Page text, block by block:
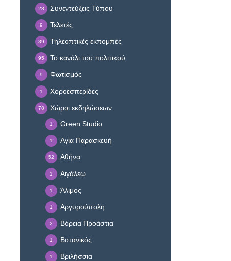
Συνεντεύξεις Τύπου
28
Τελετές
9
Τηλεοπτικές εκπομπές
89
Το κανάλι του πολιτικού
95
Φωτισμός
9
Χοροεσπερίδες
1
Χώροι εκδηλώσεων
78
Green Studio
1
Αγία Παρασκευή
1
Αθήνα
52
Αιγάλεω
1
Άλιμος
1
Αργυρούπολη
1
Βόρεια Προάστια
2
Βοτανικός
1
Βριλήσσια
1